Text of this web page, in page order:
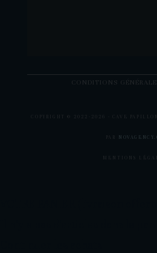
CONDITIONS
COPYRIGHT © 2022- 2026 - CAVE
PAR
MENTIONS